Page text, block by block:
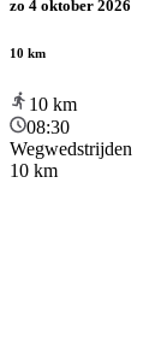
zo 4 oktober 2026
10 km
10 km
08:30
Wegwedstrijden
10 km